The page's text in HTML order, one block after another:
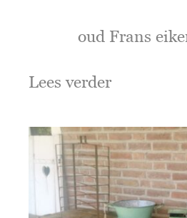
oud Frans
Lees verder